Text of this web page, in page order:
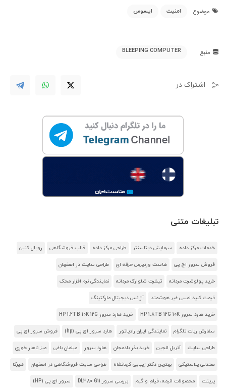
موضوع امنیت ایسوس
منبع BLEEPING COMPUTER
اشتراک در
تبلیغات متنی
خدمات مرکز داده سرمایش دیتاسنتر طراحی مرکز داده قالب فروشگاهی رویال کنین
فروش سرور اچ پی هاست وردپرس حرفه ای طراحی سایت در اصفهان
خرید پولوشرت مردانه تیشرت شلوارک مردانه نمایندگی نرم افزار محک
قیمت کلید لمسی غیر هوشمند آژانس دیجیتال مارکتینگ
خرید هارد سرور HP 1.8TB 12G 10K خرید هارد سرور HP 1.2TB 10K 12G
سفارش ربات تلگرام نمایندگی ایران رادیاتور هارد سرور اچ پی (hp) فروش سرور اچ پی
طراحی سایت آنریل انجین خرید بذر بادمجان هارد سرور مبلمان باغی میز ناهار خوری
صندلی پلاستیکی بهترین دکتر زیبایی کرمانشاه طراحی سایت فروشگاهی در اصفهان هیرکا
پرینت محصولات انیمه، فیلم و گیم بررسی سرور DL380 G11 سرور اچ پی (HP)